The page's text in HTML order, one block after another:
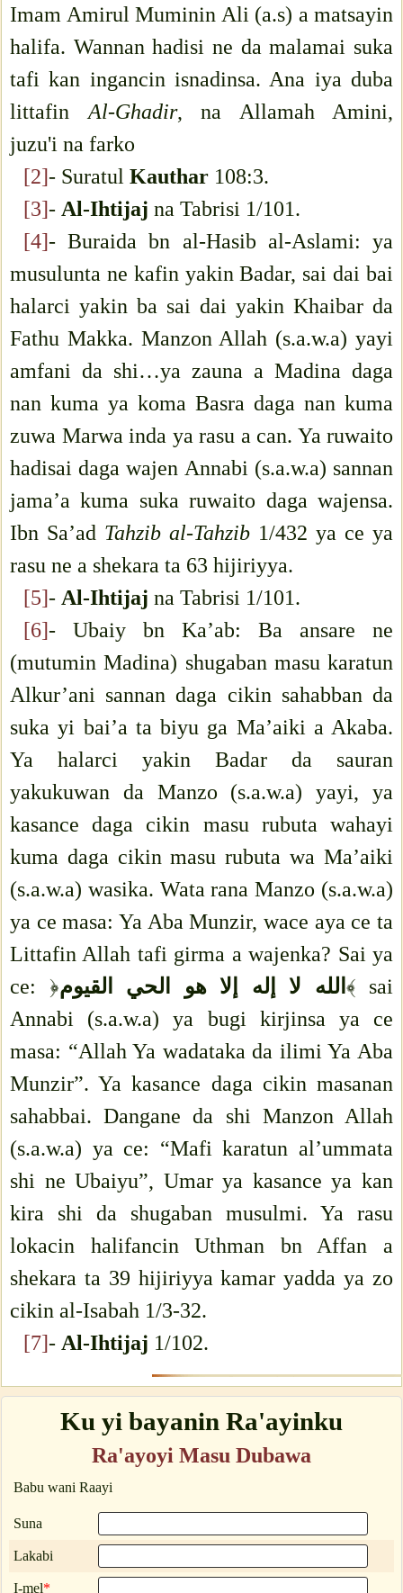
Imam Amirul Muminin Ali (a.s) a matsayin
halifa. Wannan hadisi ne da malamai suka
tafi kan ingancin isnadinsa. Ana iya duba
littafin Al-Ghadir, na Allamah Amini,
juzu'i na farko
[2]- Suratul Kauthar 108:3.
[3]- Al-Ihtijaj na Tabrisi 1/101.
[4]- Buraida bn al-Hasib al-Aslami: ya
musulunta ne kafin yakin Badar, sai dai bai
halarci yakin ba sai dai yakin Khaibar da
Fathu Makka. Manzon Allah (s.a.w.a) yayi
amfani da shi…ya zauna a Madina daga
nan kuma ya koma Basra daga nan kuma
zuwa Marwa inda ya rasu a can. Ya ruwaito
hadisai daga wajen Annabi (s.a.w.a) sannan
jama’a kuma suka ruwaito daga wajensa.
Ibn Sa’ad Tahzib al-Tahzib 1/432 ya ce ya
rasu ne a shekara ta 63 hijiriyya.
[5]- Al-Ihtijaj na Tabrisi 1/101.
[6]- Ubaiy bn Ka’ab: Ba ansare ne
(mutumin Madina) shugaban masu karatun
Alkur’ani sannan daga cikin sahabban da
suka yi bai’a ta biyu ga Ma’aiki a Akaba.
Ya halarci yakin Badar da sauran
yakukuwan da Manzo (s.a.w.a) yayi, ya
kasance daga cikin masu rubuta wahayi
kuma daga cikin masu rubuta wa Ma’aiki
(s.a.w.a) wasika. Wata rana Manzo (s.a.w.a)
ya ce masa: Ya Aba Munzir, wace aya ce ta
Littafin Allah tafi girma a wajenka? Sai ya
ce: ﴿الله لا إله إلا هو الحي القيوم ﴾ sai
Annabi (s.a.w.a) ya bugi kirjinsa ya ce
masa: “Allah Ya wadataka da ilimi Ya Aba
Munzir”. Ya kasance daga cikin masanan
sahabbai. Dangane da shi Manzon Allah
(s.a.w.a) ya ce: “Mafi karatun al’ummata
shi ne Ubaiyu”, Umar ya kasance ya kan
kira shi da shugaban musulmi. Ya rasu
lokacin halifancin Uthman bn Affan a
shekara ta 39 hijiriyya kamar yadda ya zo
cikin al-Isabah 1/3-32.
[7]- Al-Ihtijaj 1/102.
Ku yi bayanin Ra'ayinku
Ra'ayoyi Masu Dubawa
Babu wani Raayi
Suna
Lakabi
I-mel*